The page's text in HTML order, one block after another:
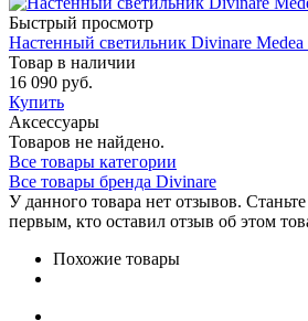
Быстрый просмотр
Настенный светильник Divinare Medea
Товар в наличии
16 090 руб.
Купить
Аксессуары
Товаров не найдено.
Все товары категории
Все товары бренда Divinare
У данного товара нет отзывов. Станьте
первым, кто оставил отзыв об этом
Похожие товары